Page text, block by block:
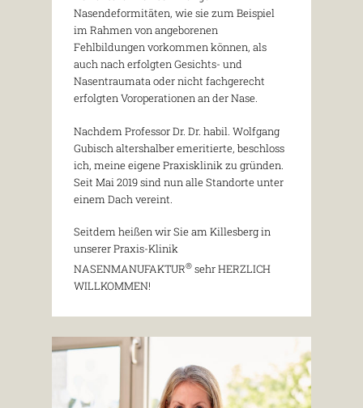
Nasendeformitäten, wie sie zum Beispiel
im Rahmen von angeborenen
Fehlbildungen vorkommen können, als
auch nach erfolgten Gesichts- und
Nasentraumata oder nicht fachgerecht
erfolgten Voroperationen an der Nase.
Nachdem Professor Dr. Dr. habil. Wolfgang
Gubisch altershalber emeritierte, beschloss
ich, meine eigene Praxisklinik zu gründen.
Seit Mai 2019 sind nun alle Standorte unter
einem Dach vereint.
Seitdem heißen wir Sie am Killesberg in
unserer Praxis-Klinik
NASENMANUFAKTUR®sehr HERZLICH
WILLKOMMEN!